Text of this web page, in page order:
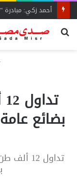
أحمد زكي: مبادرة
بحث
بضائع